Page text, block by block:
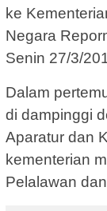
ke
Negara
Senin 27/3/
Dalam
di dampinggi
Aparatur dan
kementerian
Pelalawan